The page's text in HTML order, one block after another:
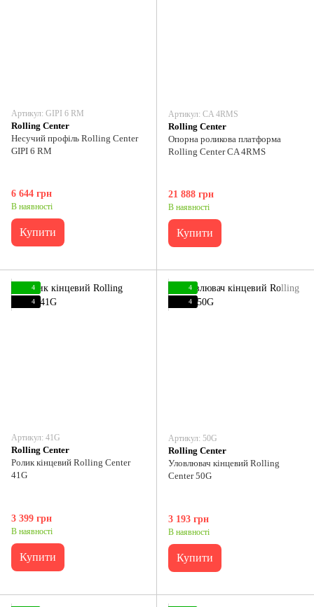
Артикул: GIPI 6 RM
Rolling Center
Несучий профіль Rolling Center
GIPI 6 RM
6 644 грн
В наявності
Купити
Артикул: CA 4RMS
Rolling Center
Опорна роликова платформа
Rolling Center CA 4RMS
21 888 грн
В наявності
Купити
4
4
Артикул: 41G
Rolling Center
Ролик кінцевий Rolling Center
41G
3 399 грн
В наявності
Купити
4
4
Артикул: 50G
Rolling Center
Уловлювач кінцевий Rolling
Center 50G
3 193 грн
В наявності
Купити